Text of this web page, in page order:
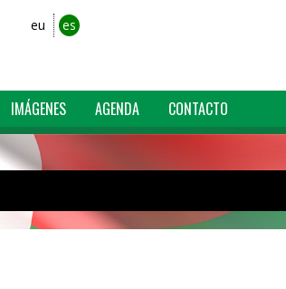
eu es
IMÁGENES AGENDA CONTACTO